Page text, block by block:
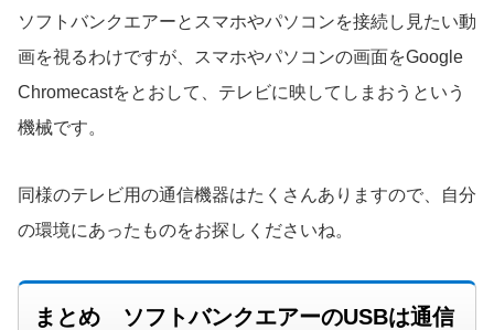
ソフトバンクエアーとスマホやパソコンを接続し見たい動
画を視るわけですが、スマホやパソコンの画面をGoogle
Chromecastをとおして、テレビに映してしまおうという
機械です。
同様のテレビ用の通信機器はたくさんありますので、自分
の環境にあったものをお探しくださいね。
まとめ ソフトバンクエアーのUSBは通信